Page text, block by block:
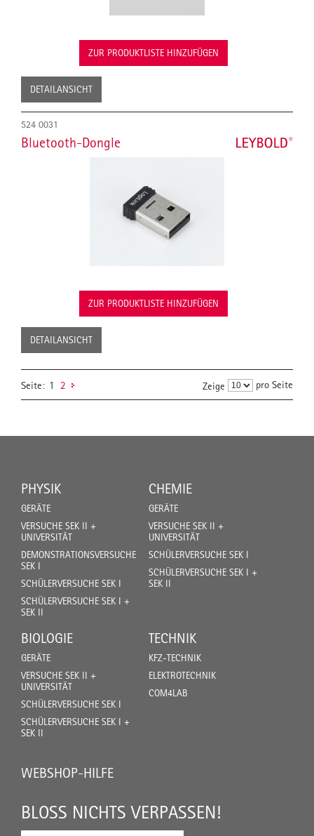
ZUR PRODUKTLISTE HINZUFÜGEN
DETAILANSICHT
524 0031
Bluetooth-Dongle
ZUR PRODUKTLISTE HINZUFÜGEN
DETAILANSICHT
Seite: 1 2 Zeige pro Seite
PHYSIK
GERÄTE
VERSUCHE SEK II +
UNIVERSITÄT
DEMONSTRATIONSVERSUCHE
SEK I
SCHÜLERVERSUCHE SEK I
SCHÜLERVERSUCHE SEK I +
SEK II
CHEMIE
GERÄTE
VERSUCHE SEK II +
UNIVERSITÄT
SCHÜLERVERSUCHE SEK I
SCHÜLERVERSUCHE SEK I +
SEK II
BIOLOGIE
GERÄTE
VERSUCHE SEK II +
UNIVERSITÄT
SCHÜLERVERSUCHE SEK I
SCHÜLERVERSUCHE SEK I +
SEK II
TECHNIK
KFZ-TECHNIK
ELEKTROTECHNIK
COM4LAB
WEBSHOP-HILFE
BLOSS NICHTS VERPASSEN!